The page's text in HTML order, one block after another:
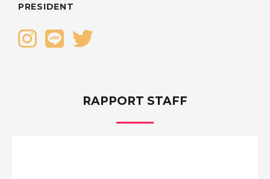
PRESIDENT
RAPPORT STAFF